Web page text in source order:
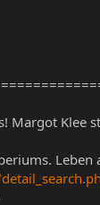
Margot Klee
Leben